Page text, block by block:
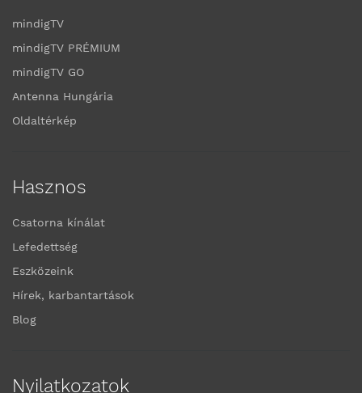
mindigTV
mindigTV PRÉMIUM
mindigTV GO
Antenna Hungária
Oldaltérkép
Hasznos
Csatorna kínálat
Lefedettség
Eszközeink
Hírek, karbantartások
Blog
Nyilatkozatok